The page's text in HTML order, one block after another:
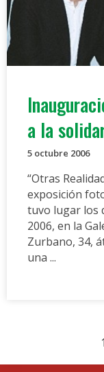
a la
5 octubre 2006
“Otras
exposición
tuvo lugar los
2006, en la
Zurbano, 34,
una ...
1